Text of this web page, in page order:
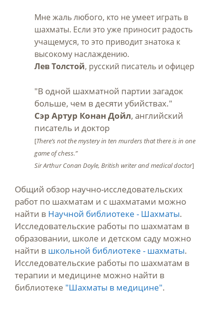
Мне жаль любого, кто не умеет играть в
шахматы. Если это уже приносит радость
учащемуся, то это приводит знатока к
высокому наслаждению.
Лев Толстой, русский писатель и офицер
"В одной шахматной партии загадок
больше, чем в десяти убийствах."
Сэр Артур Конан Дойл, английский
писатель и доктор
[There’s not the mystery in ten murders that there is in one
game of chess.”
Sir Arthur Conan Doyle, British writer and medical doctor]
Общий обзор научно-исследовательских
работ по шахматам и с шахматами можно
найти в Научной библиотеке - Шахматы.
Исследовательские работы по шахматам в
образовании, школе и детском саду можно
найти в школьной библиотеке - шахматы.
Исследовательские работы по шахматам в
терапии и медицине можно найти в
библиотеке "Шахматы в медицине".